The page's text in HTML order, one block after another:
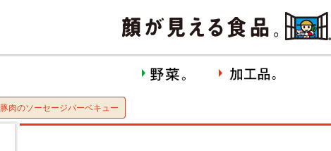
豚肉のソーセージバーベキュー